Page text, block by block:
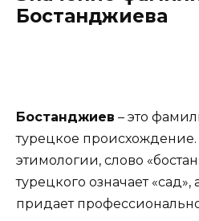
Бостанджиева
Бостанджиев – это
турецкое происхождение.
этимологии, слово
турецкого означает
придает